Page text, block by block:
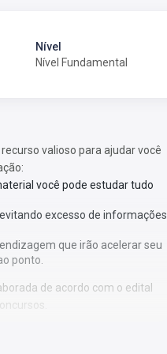
Nível
Nível Fundamental
recurso valioso para ajudar você
você pode estudar tudo
excesso de informações
que irão acelerar seu
ponto.
de acordo com o edital